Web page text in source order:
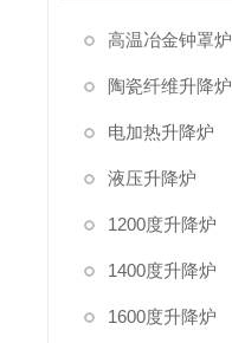
高温冶金钟罩炉
陶瓷纤维升降炉
电加热升降炉
液压升降炉
1200度升降炉
1400度升降炉
1600度升降炉